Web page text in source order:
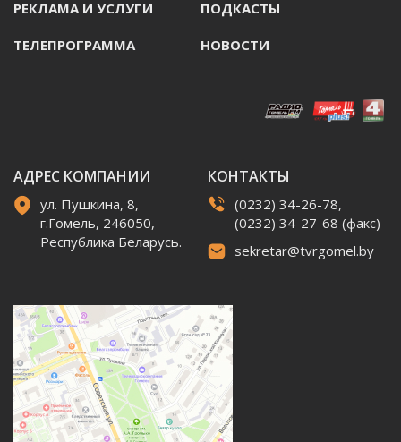
РЕКЛАМА И УСЛУГИ ПОДКАСТЫ
ТЕЛЕПРОГРАММА НОВОСТИ
АДРЕС КОМПАНИИ
ул. Пушкина, 8,
г.Гомель, 246050,
Республика Беларусь.
КОНТАКТЫ
(0232) 34-26-78,
(0232) 34-27-68 (факс)
sekretar@tvrgomel.by